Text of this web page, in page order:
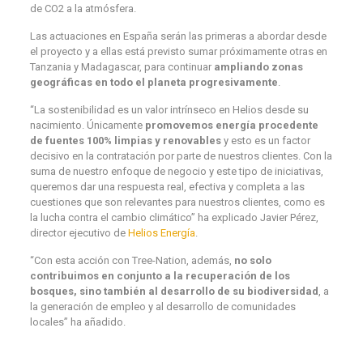
de CO2 a la atmósfera.
Las actuaciones en España serán las primeras a abordar desde
el proyecto y a ellas está previsto sumar próximamente otras en
Tanzania y Madagascar, para continuar ampliando zonas
geográficas en todo el planeta progresivamente
“La sostenibilidad es un valor intrínseco en Helios desde su
nacimiento. Únicamentepromovemos energía procedente
de fuentes 100% limpias y renovables y esto es un factor
decisivo en la contratación por parte de nuestros clientes. Con la
suma de nuestro enfoque de negocio y este tipo de iniciativas,
queremos dar una respuesta real, efectiva y completa a las
cuestiones que son relevantes para nuestros clientes, como es
la lucha contra el cambio climático” ha explicado Javier Pérez,
director ejecutivo de Helios Energía
“Con esta acción con Tree-Nation, además, no solo
contribuimos en conjunto a la recuperación de los
bosques, sino también al desarrollo de su biodiversidad
, a
la generación de empleo y al desarrollo de comunidades
locales” ha añadido.